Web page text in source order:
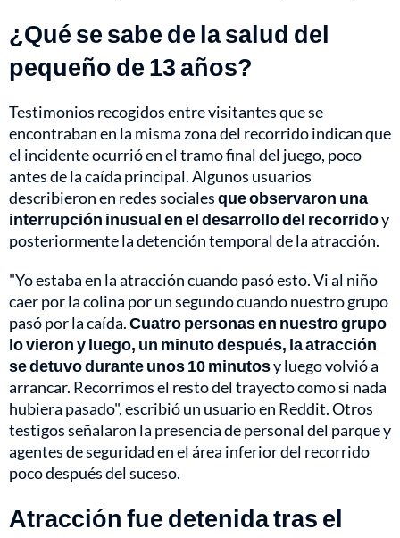
¿Qué se sabe de la salud del
pequeño de 13 años?
Testimonios recogidos entre visitantes que se
encontraban en la misma zona del recorrido indican que
el incidente ocurrió en el tramo final del juego, poco
antes de la caída principal. Algunos usuarios
describieron en redes socialesque observaron una
interrupción inusual en el desarrollo del recorridoy
posteriormente la detención temporal de la atracción.
"Yo estaba en la atracción cuando pasó esto. Vi al niño
caer por la colina por un segundo cuando nuestro grupo
pasó por la caída.Cuatro personas en nuestro grupo
lo vieron y luego, un minuto después, la atracción
se detuvo durante unos 10 minutosy luego volvió a
arrancar. Recorrimos el resto del trayecto como si nada
hubiera pasado", escribió un usuario en Reddit. Otros
testigos señalaron la presencia de personal del parque y
agentes de seguridad en el área inferior del recorrido
poco después del suceso.
Atracción fue detenida tras el